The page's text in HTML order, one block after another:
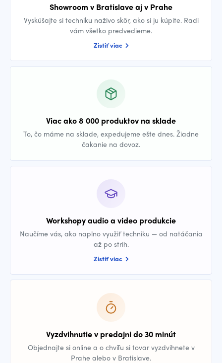
Showroom v Bratislave aj v Prahe
Vyskúšajte si techniku naživo skôr, ako si ju kúpite. Radi
vám všetko predvedieme.
Zistiť viac
Viac ako 8 000 produktov na sklade
To, čo máme na sklade, expedujeme ešte dnes. Žiadne
čakanie na dovoz.
Workshopy audio a video produkcie
Naučíme vás, ako naplno využiť techniku — od natáčania
až po strih.
Zistiť viac
Vyzdvihnutie v predajni do 30 minút
Objednajte si online a o chvíľu si tovar vyzdvihnete v
Prahe alebo v Bratislave.